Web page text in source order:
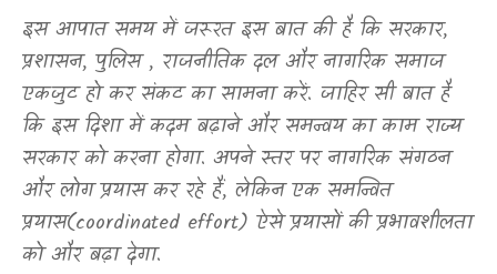
इस आपात समय में जरूरत इस बात की है कि सरकार,
प्रशासन, पुलिस , राजनीतिक दल और नागरिक समाज
एकजुट हो कर संकट का सामना करें. जाहिर सी बात है
कि इस दिशा में कदम बढ़ाने और समन्वय का काम राज्य
सरकार को करना होगा. अपने स्तर पर नागरिक संगठन
और लोग प्रयास कर रहे हैं, लेकिन एक समन्वित
प्रयास(coordinated effort) ऐसे प्रयासों की प्रभावशीलता
को और बढ़ा देगा.